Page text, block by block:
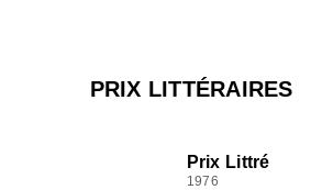
PRIX LITTÉRAIRES
Prix Littré
1976